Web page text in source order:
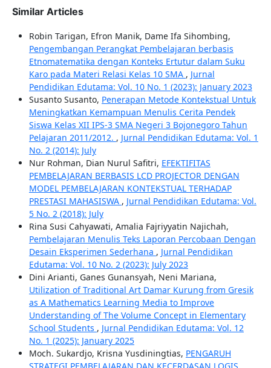
Similar Articles
Robin Tarigan, Efron Manik, Dame Ifa Sihombing,
Pengembangan Perangkat Pembelajaran berbasis
Etnomatematika dengan Konteks Ertutur dalam Suku
Karo pada Materi Relasi Kelas 10 SMA , Jurnal
Pendidikan Edutama: Vol. 10 No. 1 (2023): January 2023
Susanto Susanto, Penerapan Metode Kontekstual Untuk
Meningkatkan Kemampuan Menulis Cerita Pendek
Siswa Kelas XII IPS-3 SMA Negeri 3 Bojonegoro Tahun
Pelajaran 2011/2012. , Jurnal Pendidikan Edutama: Vol. 1
No. 2 (2014): July
Nur Rohman, Dian Nurul Safitri, EFEKTIFITAS
PEMBELAJARAN BERBASIS LCD PROJECTOR DENGAN
MODEL PEMBELAJARAN KONTEKSTUAL TERHADAP
PRESTASI MAHASISWA , Jurnal Pendidikan Edutama: Vol.
5 No. 2 (2018): July
Rina Susi Cahyawati, Amalia Fajriyyatin Najichah,
Pembelajaran Menulis Teks Laporan Percobaan Dengan
Desain Eksperimen Sederhana , Jurnal Pendidikan
Edutama: Vol. 10 No. 2 (2023): July 2023
Dini Arianti, Ganes Gunansyah, Neni Mariana,
Utilization of Traditional Art Damar Kurung from Gresik
as A Mathematics Learning Media to Improve
Understanding of The Volume Concept in Elementary
School Students , Jurnal Pendidikan Edutama: Vol. 12
No. 1 (2025): January 2025
Moch. Sukardjo, Krisna Yusdiningtias, PENGARUH